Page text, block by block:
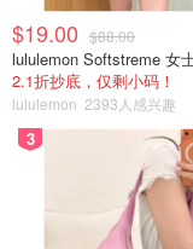
$19.00 $88.00
2.1折抄底，仅剩小码！
lululemon 2393人感兴趣
3